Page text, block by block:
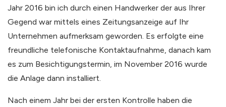
Jahr 2016 bin ich durch einen Handwerker der aus Ihrer
Gegend war mittels eines Zeitungsanzeige auf Ihr
Unternehmen aufmerksam geworden. Es erfolgte eine
freundliche telefonische Kontaktaufnahme, danach kam
es zum Besichtigungstermin, im November 2016 wurde
die Anlage dann installiert.
Nach einem Jahr bei der ersten Kontrolle haben die